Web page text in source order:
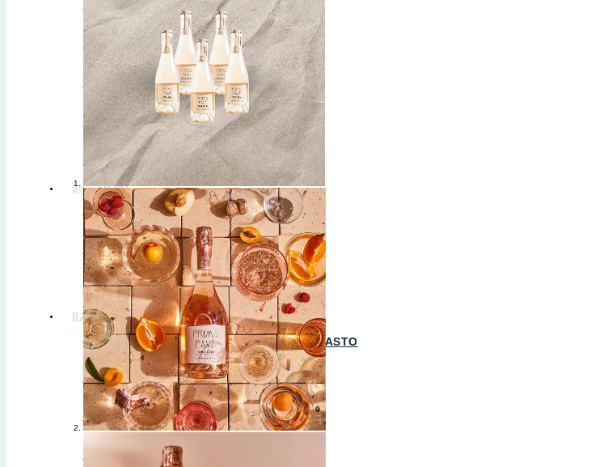
HALAL حلال
KUOHUVAT TEET
VALMIIT JUOMASEKOITUKSET
VALMIIT JUOMAPAKETIT
VEDET
0% LAHJAT
ALKOHOLITTOMAT LAHJAT
FREE SPIRIT LAHJAKORTIT
B2B LAHJAT
B2B
B2B – OTA YHTEYTTÄ – TILAA HINNASTO
B2B – HORECA
B2B – VALMIIT JUOMAPAKETIT